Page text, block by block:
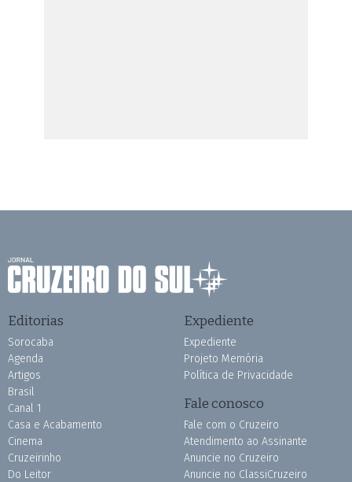
Editorias
Sorocaba
Agenda
Artigos
Brasil
Canal 1
Casa e Acabamento
Cinema
Cruzeirinho
Do Leitor
Expediente
Expediente
Projeto Memória
Política de Privacidade
Fale conosco
Fale com o Cruzeiro
Atendimento ao Assinante
Anuncie no Cruzeiro
Anuncie no ClassiCruzeiro